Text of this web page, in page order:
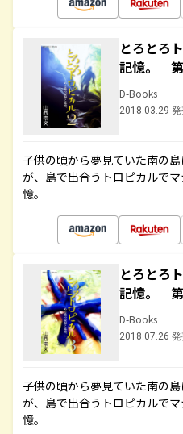
とろとろ
記憶。
D-Books
2018.03.29
子供の頃から夢見ていた南の
が、島で出合うトロピカルで
憶。
とろとろ
記憶。
D-Books
2018.07.26
子供の頃から夢見ていた南の
が、島で出合うトロピカルで
憶。